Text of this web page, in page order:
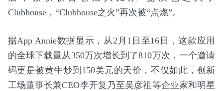
Clubhouse，“Clubhouse之火”再次被“点燃”。
据App Annie数据显示，从2月1日至16日，这款应用
的全球下载量从350万次增长到了810万次，一个邀请
码更是被黄牛炒到150美元的天价，不仅如此，创新
工场董事长兼CEO李开复乃至吴彦祖等企业家和明星